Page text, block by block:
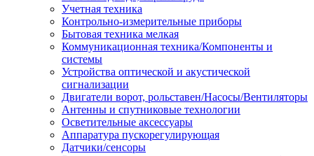
Учетная техника
Контрольно-измерительные приборы
Бытовая техника мелкая
Коммуникационная техника/Компоненты и
системы
Устройства оптической и акустической
сигнализации
Двигатели ворот, рольставен/Насосы/Вентиляторы
Антенны и спутниковые технологии
Осветительные аксессуары
Аппаратура пускорегулирующая
Датчики/сенсоры